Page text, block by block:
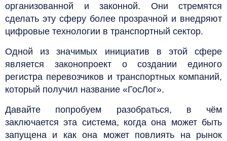
организованной и законной. Они стремятся
сделать эту сферу более прозрачной и внедряют
цифровые технологии в транспортный сектор.
Одной из значимых инициатив в этой сфере
является законопроект о создании единого
регистра перевозчиков и транспортных компаний,
который получил название «ГосЛог».
Давайте попробуем разобраться, в чём
заключается эта система, когда она может быть
запущена и как она может повлиять на рынок